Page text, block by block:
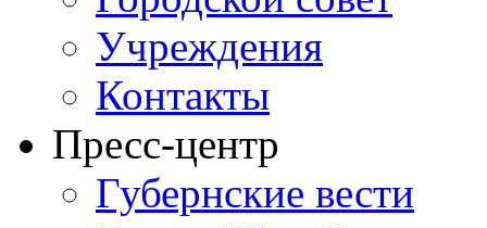
Учреждения
Контакты
Пресс-центр
Губернские вести